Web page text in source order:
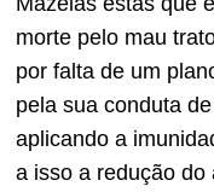
morte pelo mau
por falta de um
pela sua conduta
aplicando a
a isso a redução do